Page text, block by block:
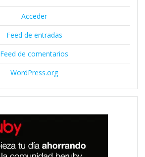
Acceder
Feed de entradas
Feed de comentarios
WordPress.org